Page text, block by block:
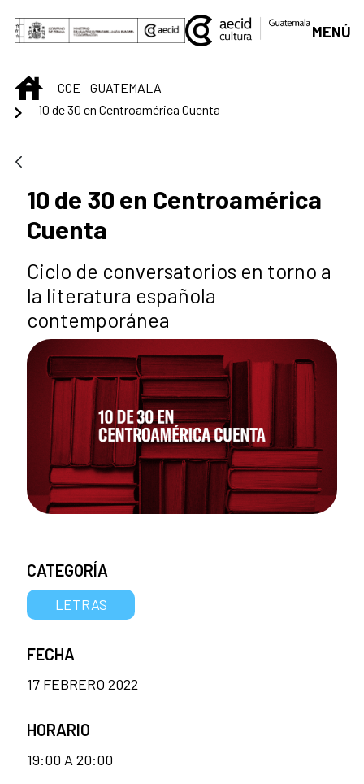
Saltar al contenido principal
MENÚ
INICIOCCE - GUATEMALA
10 de 30 en Centroamérica Cuenta
10 de 30 en Centroamérica
Cuenta
Ciclo de conversatorios en torno a
la literatura española
contemporánea
CATEGORÍA
LETRAS
FECHA
17 FEBRERO 2022
HORARIO
19:00 A 20:00